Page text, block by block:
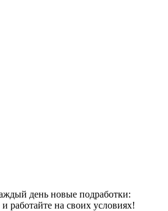
день новые подработки:
и работайте на своих условиях!